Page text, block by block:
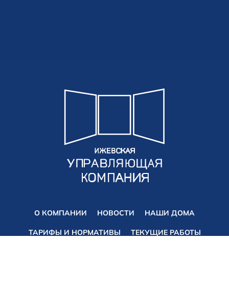
О КОМПАНИИ НОВОСТИ НАШИ ДОМА
ТАРИФЫ И НОРМАТИВЫ ТЕКУЩИЕ РАБОТЫ